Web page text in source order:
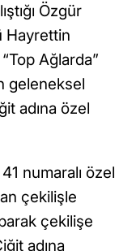
Özgür
Hayrettin
Ağlarda”
geleneksel
adına özel
numaralı özel
çekilişle
çekilişe
adına